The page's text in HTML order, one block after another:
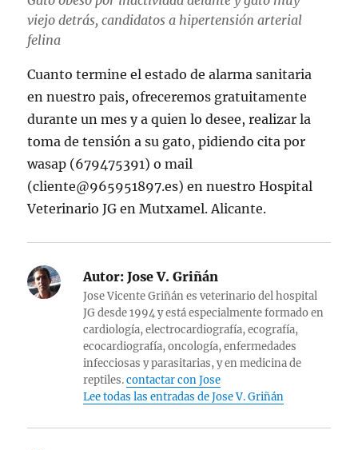
viejo detrás, candidatos a hipertensión arterial
felina
Cuanto termine el estado de alarma sanitaria
en nuestro pais, ofreceremos gratuitamente
durante un mes y a quien lo desee, realizar la
toma de tensión a su gato, pidiendo cita por
wasap (679475391) o mail
(cliente@965951897.es) en nuestro Hospital
Veterinario JG en Mutxamel. Alicante.
Autor: Jose V. Griñán
Jose Vicente Griñán es veterinario del hospital
JG desde 1994 y está especialmente formado en
cardiología, electrocardiografía, ecografía,
ecocardiografía, oncología, enfermedades
infecciosas y parasitarias, y en medicina de
reptiles.contactar con Jose
Lee todas las entradas de Jose V. Griñán